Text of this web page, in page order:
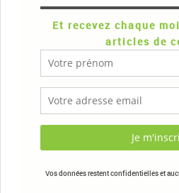
Et recevez chaque
articles de
Vos données restent confidentielles et